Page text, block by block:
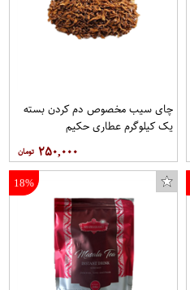
چای سیب مخصوص دم کردن بسته
یک کیلوگرم عطاری حکیم
۲۵۰,۰۰۰
18%